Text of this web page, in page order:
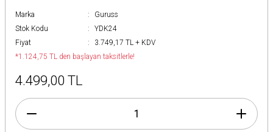
Marka
Guruss
Stok Kodu
YDK24
Fiyat
3.749,17 TL + KDV
*1.124,75 TL den başlayan taksitlerle!
4.499,00 TL